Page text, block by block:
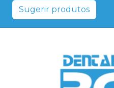
Sugerir produtos